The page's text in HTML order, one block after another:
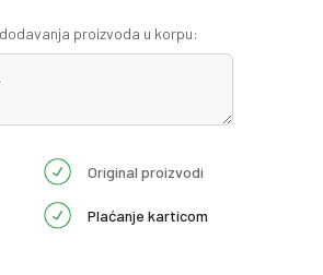
proizvoda u korpu:
Original proizvodi
Plaćanje karticom